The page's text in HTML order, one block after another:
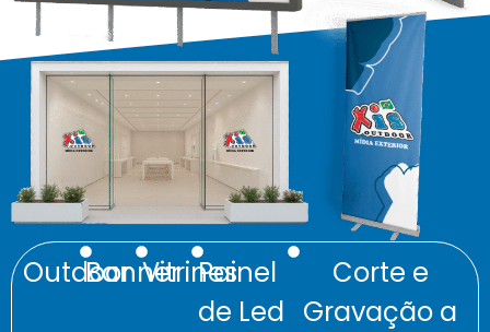
OutdoorBannerVitrinesPainel
de Led
Corte e
Gravação a